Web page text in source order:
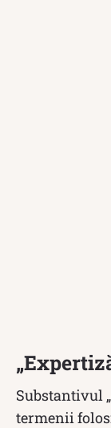
Substantivul
termenii